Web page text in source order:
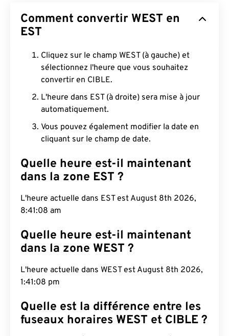
Comment convertir WEST en
EST
Cliquez sur le champ WEST (à gauche) et
sélectionnez l'heure que vous souhaitez
convertir en CIBLE.
L'heure dans EST (à droite) sera mise à jour
automatiquement.
Vous pouvez également modifier la date en
cliquant sur le champ de date.
Quelle heure est-il maintenant
dans la zone EST ?
L'heure actuelle dans EST est August 8th 2026,
8:41:09 am
Quelle heure est-il maintenant
dans la zone WEST ?
L'heure actuelle dans WEST est August 8th 2026,
1:41:09 pm
Quelle est la différence entre les
fuseaux horaires WEST et CIBLE ?